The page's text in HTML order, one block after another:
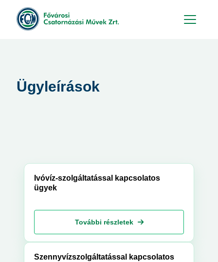
Ügyleírások
Ivóvíz-szolgáltatással kapcsolatos
ügyek
További részletek
Szennyvízszolgáltatással kapcsolatos